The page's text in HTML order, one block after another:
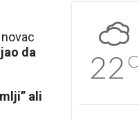
da
ali
22 C